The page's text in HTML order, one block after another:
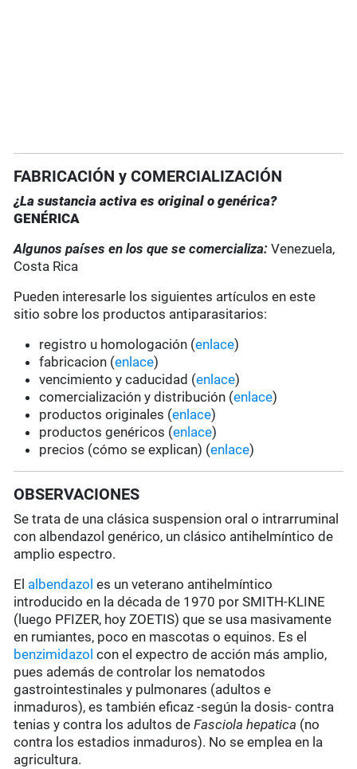
FABRICACIÓN y COMERCIALIZACIÓN
¿La sustancia activa es original o genérica?
GENÉRICA
Algunos países en los que se comercializa:Venezuela,
Costa Rica
Pueden interesarle los siguientes artículos en este
sitio sobre los productos antiparasitarios:
registro u homologación (enlace)
fabricacion (enlace)
vencimiento y caducidad (enlace)
comercialización y distribución (enlace)
productos originales (enlace)
productos genéricos (enlace)
precios (cómo se explican) (enlace)
OBSERVACIONES
Se trata de una clásica suspension oral o intrarruminal
con albendazol genérico, un clásico antihelmíntico de
amplio espectro.
El albendazol es un veterano antihelmíntico
introducido en la década de 1970 por SMITH-KLINE
(luego PFIZER, hoy ZOETIS) que se usa masivamente
en rumiantes, poco en mascotas o equinos. Es el
benzimidazol con el expectro de acción más amplio,
pues además de controlar los nematodos
gastrointestinales y pulmonares (adultos e
inmaduros), es también eficaz -según la dosis- contra
tenias y contra los adultos deFasciola hepatica (no
contra los estadios inmaduros). No se emplea en la
agricultura.